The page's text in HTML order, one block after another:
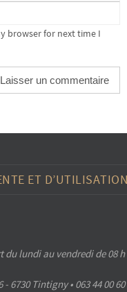
browser for next time I
ET
du lundi au vendredi de 08 h
6730 Tintigny • 063 44 00 60